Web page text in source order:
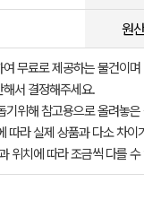
원
무료로 제공하는 물건이며
서 결정해주세요.
위해 참고용으로 올려놓은
따라 실제 상품과 다소 차이
위치에 따라 조금씩 다를